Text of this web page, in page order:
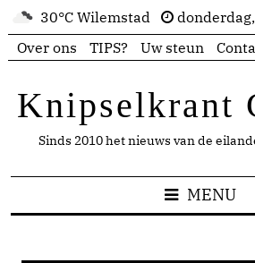
30°C Wilemstad
Over ons
TIPS? Uw steun
Knipselkrant
Sinds 2010 het nieuws van de
MENU